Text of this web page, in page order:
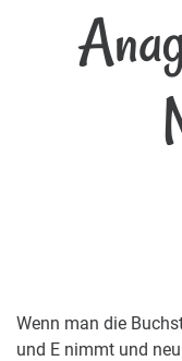
Wenn man die
und E nimmt und